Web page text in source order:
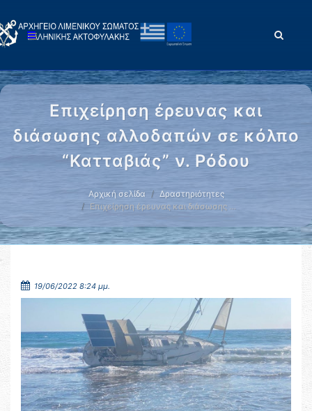
Επιχείρηση έρευνας και
διάσωσης αλλοδαπών σε κόλπο
“Κατταβιάς” ν. Ρόδου
Αρχική σελίδα
Δραστηριότητες
Επιχείρηση έρευνας και διάσωσης …
19/06/2022 8:24 μμ.